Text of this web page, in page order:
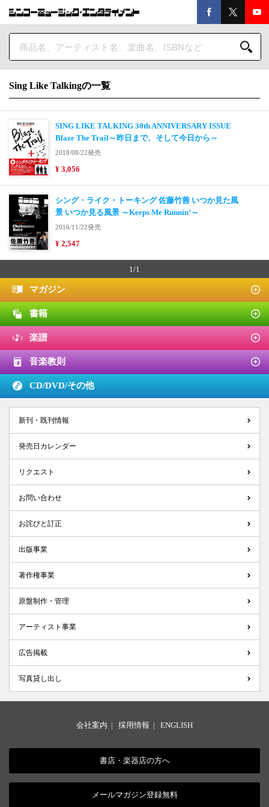
Sing Like Talkingの一覧
SING LIKE TALKING 30th ANNIVERSARY ISSUE
Blaze The Trail～昨日まで、そして今日から～
2018/08/22発売
¥ 3,056
シング・ライク・トーキング 佐藤竹善 いつか見た風
景 いつか見る風景 ～Keeps Me Runnin’～
2016/11/22発売
¥ 2,547
1/1
マガジン
書籍
楽譜
音楽教則
CD/DVD/その他
新刊・既刊情報
発売日カレンダー
リクエスト
お問い合わせ
お詫びと訂正
出版事業
著作権事業
原盤制作・管理
アーティスト事業
広告掲載
写真貸し出し
会社案内 | 採用情報 | ENGLISH
書店・楽器店の方へ
メールマガジン登録無料